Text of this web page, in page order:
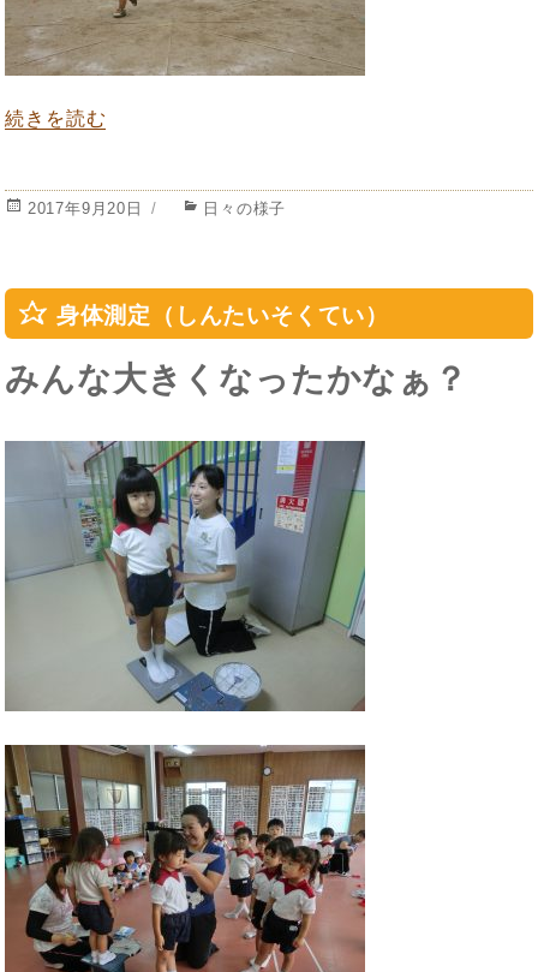
“運動会練習：かけっこ” の
続きを読む
投
2017年9月20日
カ
ー
日々の様子
身体測定（しんたいそくてい）
みんな大きくなったかなぁ？